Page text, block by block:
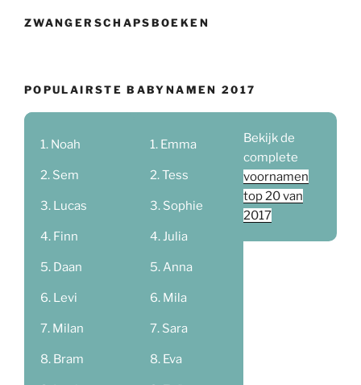
ZWANGERSCHAPSBOEKEN
POPULAIRSTE BABYNAMEN 2017
Noah
Sem
Lucas
Finn
Daan
Levi
Milan
Bram
Emma
Tess
Sophie
Julia
Anna
Mila
Sara
Eva
Bekijk de
complete
voornamen
top 20 van
2017